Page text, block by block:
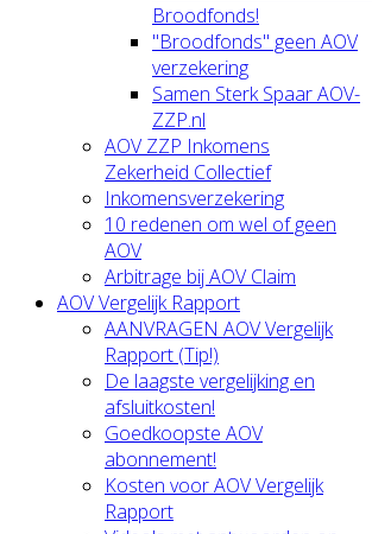
Broodfonds!
"Broodfonds" geen AOV
verzekering
Samen Sterk Spaar AOV-
ZZP.nl
AOV ZZP Inkomens
Zekerheid Collectief
Inkomensverzekering
10 redenen om wel of geen
AOV
Arbitrage bij AOV Claim
AOV Vergelijk Rapport
AANVRAGEN AOV Vergelijk
Rapport (Tip!)
De laagste vergelijking en
afsluitkosten!
Goedkoopste AOV
abonnement!
Kosten voor AOV Vergelijk
Rapport